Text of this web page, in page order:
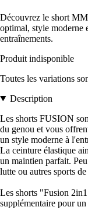
Découvrez le short
optimal, style moderne
entraînements.
Produit indisponible
Toutes les variations
Description
Les shorts FUSION
du genou et vous
un style moderne à
La ceinture élastique
un maintien parfait.
lutte ou autres sports
Les shorts "Fusion
supplémentaire pour